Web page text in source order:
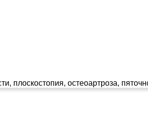
плоскостопия, остеоартроза,